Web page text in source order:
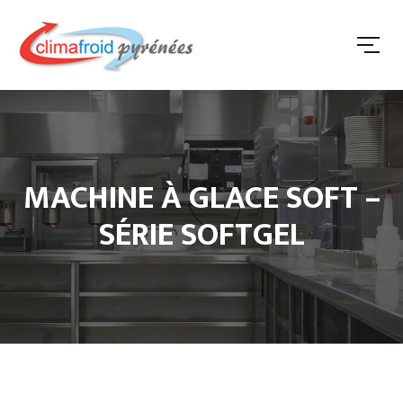
MACHINE À GLACE SOFT –
SÉRIE SOFTGEL